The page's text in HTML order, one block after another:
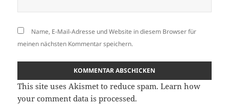
Name, E-Mail-Adresse und Website in diesem Browser für
meinen nächsten Kommentar speichern.
This site uses Akismet to reduce spam.Learn how
your comment data is processed.